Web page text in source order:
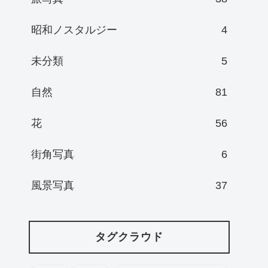
昭和ノスタルジー 4
未分類 5
自然 81
花 56
街角写真 6
風景写真 37
タグクラウド